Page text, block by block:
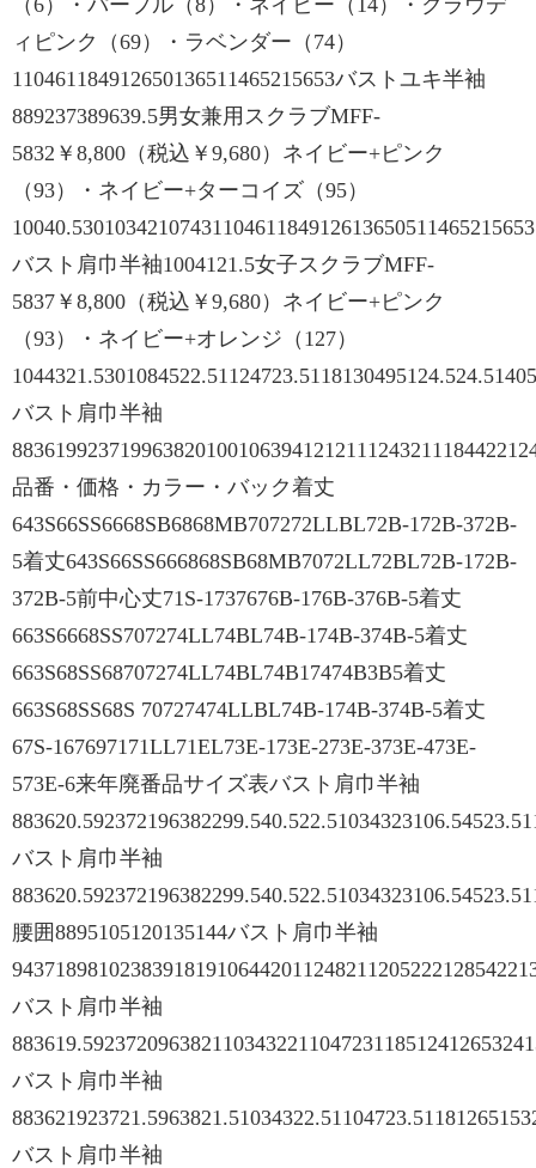
（6）・パープル（8）・ネイビー（14）・クラウデ
ィピンク（69）・ラベンダー（74）
110461184912650136511465215653バストユキ半袖
889237389639.5男女兼用スクラブMFF-
5832￥8,800（税込￥9,680）ネイビー+ピンク
（93）・ネイビー+ターコイズ（95）
10040.5301034210743110461184912613650511465215653
バスト肩巾半袖1004121.5女子スクラブMFF-
5837￥8,800（税込￥9,680）ネイビー+ピンク
（93）・ネイビー+オレンジ（127）
バスト肩巾半袖
品番・価格・カラー・バック着丈
643S66SS6668SB6868MB707272LLBL72B-172B-372B-
5着丈643S66SS666868SB68MB7072LL72BL72B-172B-
372B-5前中心丈71S-1737676B-176B-376B-5着丈
663S6668SS707274LL74BL74B-174B-374B-5着丈
663S68SS68707274LL74BL74B17474B3B5着丈
663S68SS68S 70727474LLBL74B-174B-374B-5着丈
67S-167697171LL71EL73E-173E-273E-373E-473E-
573E-6来年廃番品サイズ表バスト肩巾半袖
バスト肩巾半袖
腰囲8895105120135144バスト肩巾半袖
バスト肩巾半袖
バスト肩巾半袖
バスト肩巾半袖